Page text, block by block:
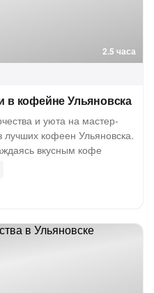
2.5 часа
в кофейне Ульяновска
и уюта на мастер-
лучших кофеен Ульяновска.
вкусным кофе